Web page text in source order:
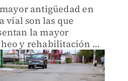
antigüedad en
vial son las que
la mayor
y rehabilitación de
Palacio.